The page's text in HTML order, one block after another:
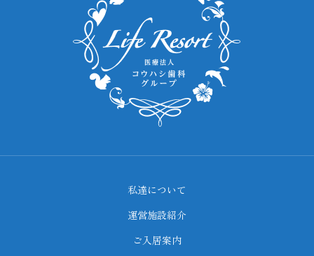
私達について
運営施設紹介
ご入居案内